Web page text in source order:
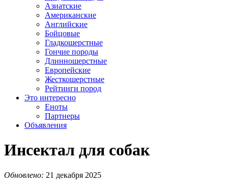
Азиатские
Американские
Английские
Бойцовые
Гладкошерстные
Гончие породы
Длинношерстные
Европейские
Жесткошерстные
Рейтинги пород
Это интересно
Еноты
Партнеры
Объявления
Инсектал для собак
Обновлено: 21 декабря 2025